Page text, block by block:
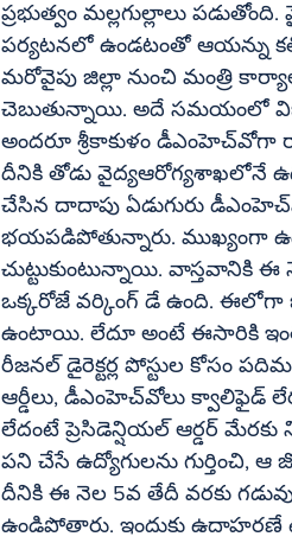
ప్రభుత్వం మల్లగుల్లాలు
పర్యటనలో ఉండటంతో ఆయన్ను
మరోవైపు జిల్లా నుంచి మంత్రి
చెబుతున్నాయి. అదే సమయంలో విజయలక్ష్మి అనే
అందరూ శ్రీకాకుళం డీఎంహెచ్‌వోగా రావడానికి భయపడిపోతున్నారు. ఇక్కడ విపరీతమైన కలక్షన్లు ఉండటం,
దీనికి తోడు వైద్యఆరోగ్యశాఖలోనే
చేసిన దాదాపు ఏడుగురు డీఎంహెచ్‌వోలు ఇప్పటికీ పింఛన్లు తీసుకోని విధంగా కేసులు ఉండటంతో వీరంతా
భయపడిపోతున్నారు. ముఖ్యంగా
చుట్టుకుంటున్నాయి.
ఒక్కరోజే వర్కింగ్ డే ఉంది. ఈలోగా
ఉంటాయి. లేదూ అంటే ఈసారికి ఇంతే
రీజనల్ డైరెక్టర్ల పోస్టుల కోసం
ఆర్డీలు, డీఎంహెచ్‌వోలు క్వాలిఫైడ్ లేరు. కానీ బదిలీల ప్రక్రియ అంటూ జరిగితే, ఈ నెల 5వ తేదీలోపే జరగాలి.
లేదంటే ప్రెసిడెన్షియల్ ఆర్డర్
పని చేసే ఉద్యోగులను గుర్తించి, ఆ జోన్‌లోనే వారి సర్వీసును వాడుకునే విధంగా ప్రెసిడెన్షియల్ ఆర్డర్
దీనికి ఈ నెల 5వ తేదీ వరకు
ఉండిపోతారు. ఇందుకు ఉదాహరణే టెక్కలి డిప్యూటీ